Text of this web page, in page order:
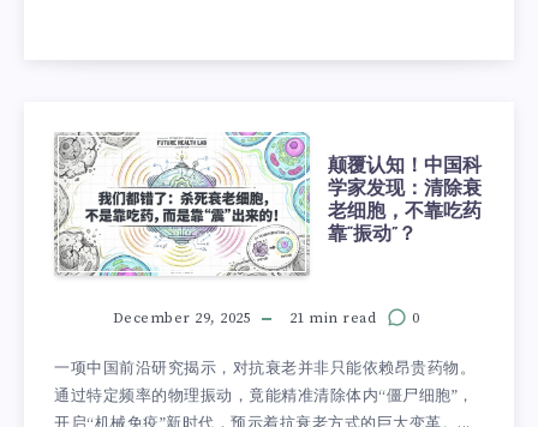
颠覆认知！中国科
学家发现：清除衰
老细胞，不靠吃药
靠“振动”？
December 29, 2025 21 min read 0
一项中国前沿研究揭示，对抗衰老并非只能依赖昂贵药物。
通过特定频率的物理振动，竟能精准清除体内“僵尸细胞”，